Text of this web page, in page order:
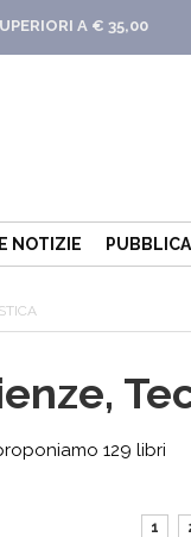
A € 35,00
NOTIZIE
129 libri
1